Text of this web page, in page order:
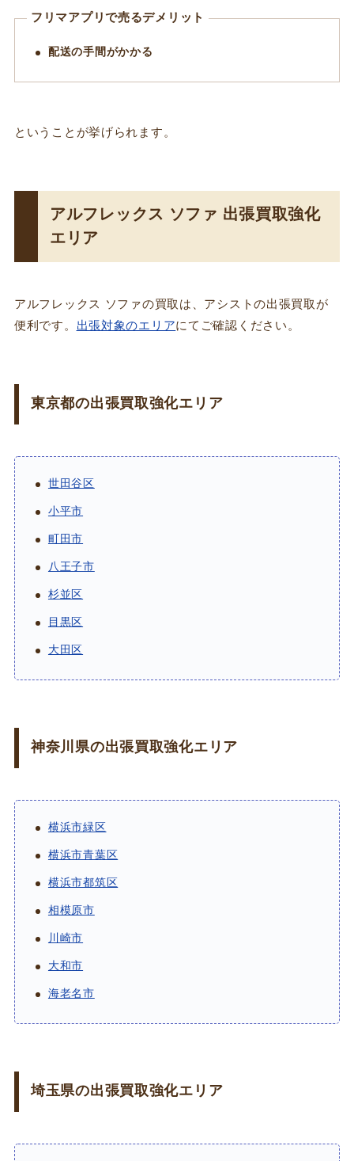
フリマアプリで売るデメリット
配送の手間がかかる
ということが挙げられます。
アルフレックス ソファ 出張買取強化
エリア
アルフレックス ソファの買取は、アシストの出張買取が
便利です。 出張対象のエリアにてご確認ください。
東京都の出張買取強化エリア
世田谷区
小平市
町田市
八王子市
杉並区
目黒区
大田区
神奈川県の出張買取強化エリア
横浜市緑区
横浜市青葉区
横浜市都筑区
相模原市
川崎市
大和市
海老名市
埼玉県の出張買取強化エリア